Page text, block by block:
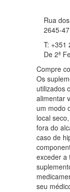
Rua
2645-
T: +351
De 2ª
Compre
Os
utilizados
alimentar
um modo
local
fora do
caso de
exceder a
seu